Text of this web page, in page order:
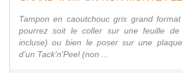
Tampon en caoutchouc gris grand
pourrez soit le coller sur une feuille de
incluse) ou bien le poser sur une
d'un Tack'n'Peel (non ...